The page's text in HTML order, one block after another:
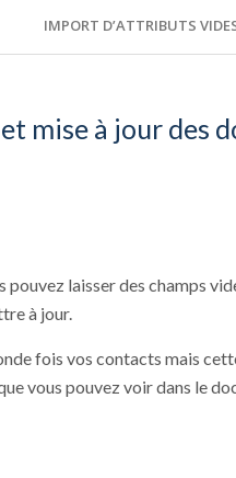
IMPORT D’ATTRIBUTS
mise à jour des
laisser des champs
à jour.
fois vos contacts mais
vous pouvez voir dans le